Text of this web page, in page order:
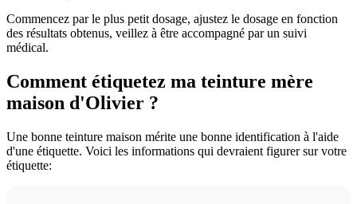
Commencez par le plus petit dosage, ajustez le dosage en fonction
des résultats obtenus, veillez à être accompagné par un suivi
médical.
Comment étiquetez ma teinture mère
maison d'Olivier ?
Une bonne teinture maison mérite une bonne identification à l'aide
d'une étiquette. Voici les informations qui devraient figurer sur votre
étiquette: